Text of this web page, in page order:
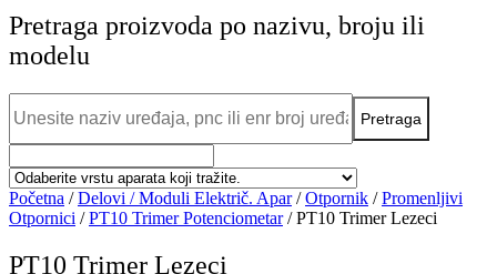
Pretraga proizvoda po nazivu, broju ili
modelu
Početna /Delovi / Moduli Električ. Apar/Otpornik /Promenljivi
Otpornici /PT10 Trimer Potenciometar/ PT10 Trimer Lezeci
PT10 Trimer Lezeci